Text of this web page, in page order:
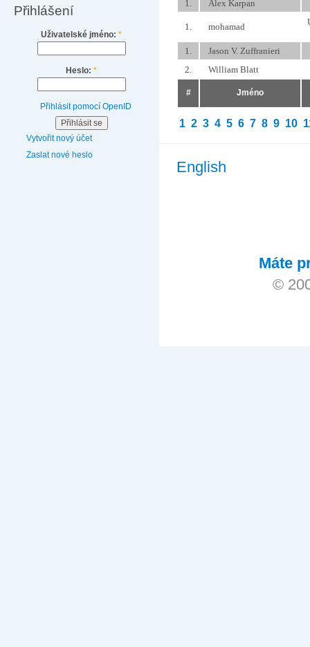
Přihlášení
Uživatelské jméno: *
Heslo: *
Přihlásit pomocí OpenID
Vytvořit nový účet
Zaslat nové heslo
1.
Alex Karpan
1. mohamad
1.
Jason V. Zuffranieri
2.
William Blatt
# Jméno
1 2 3 4 5 6 7 8 9 10
English
Máte
©